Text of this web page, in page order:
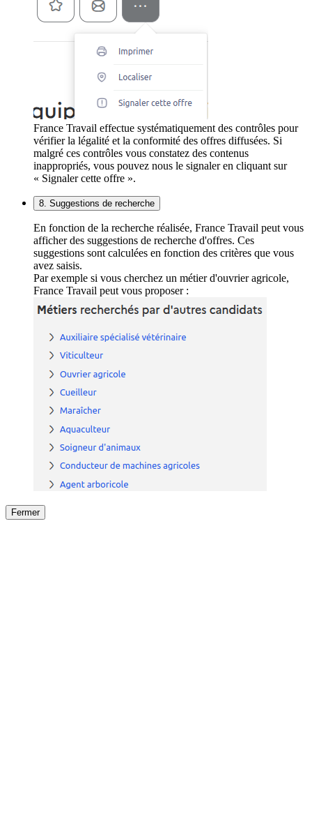
France Travail effectue systématiquement des contrôles pour
vérifier la légalité et la conformité des offres diffusées. Si
malgré ces contrôles vous constatez des contenus
inappropriés, vous pouvez nous le signaler en cliquant sur
« Signaler cette offre ».
8. Suggestions de recherche
En fonction de la recherche réalisée, France Travail peut vous
afficher des suggestions de recherche d'offres. Ces
suggestions sont calculées en fonction des critères que vous
avez saisis.
Par exemple si vous cherchez un métier d'ouvrier agricole,
France Travail peut vous proposer :
Fermer